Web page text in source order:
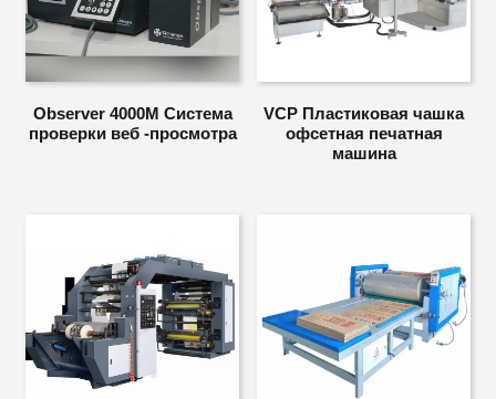
Observer 4000M Система
проверки веб -просмотра
VCP Пластиковая чашка
офсетная печатная
машина